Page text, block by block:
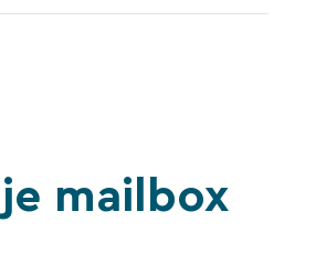
mailbox